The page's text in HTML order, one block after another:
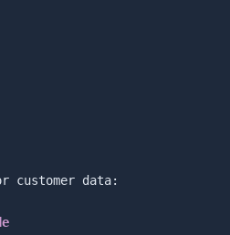
customer data: